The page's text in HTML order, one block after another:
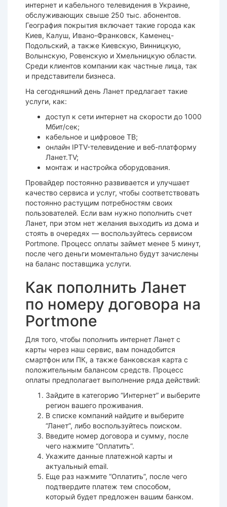
интернет и кабельного телевидения в Украине,
обслуживающих свыше 250 тыс. абонентов.
География покрытия включает такие города как
Киев, Калуш, Ивано-Франковск, Каменец-
Подольский, а также Киевскую, Винницкую,
Волынскую, Ровенскую и Хмельницкую области.
Среди клиентов компании как частные лица, так
и представители бизнеса.
На сегодняшний день Ланет предлагает такие
услуги, как:
доступ к сети интернет на скорости до 1000
Мбит/сек;
кабельное и цифровое ТВ;
онлайн IPTV-телевидение и веб-платформу
Ланет.TV;
монтаж и настройка оборудования.
Провайдер постоянно развивается и улучшает
качество сервиса и услуг, чтобы соответствовать
постоянно растущим потребностям своих
пользователей. Если вам нужно пополнить счет
Ланет, при этом нет желания выходить из дома и
стоять в очередях — воспользуйтесь сервисом
Portmone. Процесс оплаты займет менее 5 минут,
после чего деньги моментально будут зачислены
на баланс поставщика услуги.
Как пополнить Ланет
по номеру договора на
Portmone
Для того, чтобы пополнить интернет Ланет с
карты через наш сервис, вам понадобится
смартфон или ПК, а также банковская карта с
положительным балансом средств. Процесс
оплаты предполагает выполнение ряда действий:
Зайдите в категорию “Интернет” и выберите
регион вашего проживания.
В списке компаний найдите и выберите
“Ланет”, либо воспользуйтесь поиском.
Введите номер договора и сумму, после
чего нажмите “Оплатить”.
Укажите данные платежной карты и
актуальный email.
Еще раз нажмите “Оплатить”, после чего
подтвердите платеж тем способом,
который будет предложен вашим банком.